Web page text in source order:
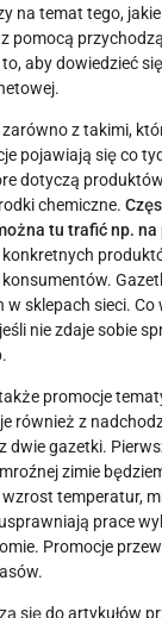
na temat tego,
aby dowiedzieć
z takimi,
pojawiają się co
dotyczą
chemiczne.
tu trafić np.
sklepach sieci.
nie zdaje sobie
promocje
również z
gazetki.
zimie
temperatur,
prace
Promocje
się do artykułów